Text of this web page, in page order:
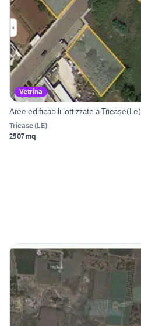
Vetrina
Aree edificabili lottizzate a Tricase(Le)
Tricase(LE)
2507 mq